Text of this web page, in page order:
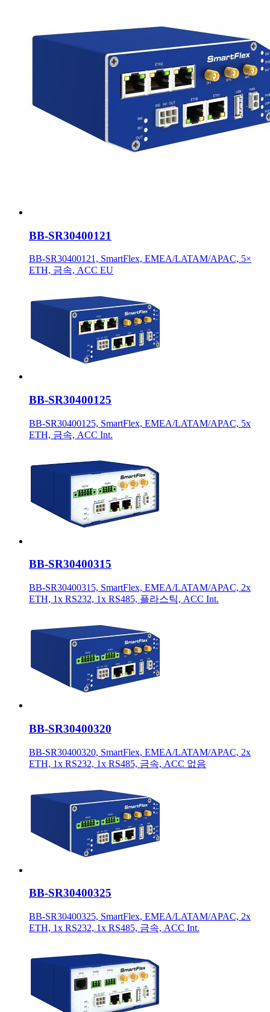
BB-SR30400121
BB-SR30400121, SmartFlex, EMEA/LATAM/APAC, 5×
ETH, 금속, ACC EU
BB-SR30400125
BB-SR30400125, SmartFlex, EMEA/LATAM/APAC, 5x
ETH, 금속, ACC Int.
BB-SR30400315
BB-SR30400315, SmartFlex, EMEA/LATAM/APAC, 2x
ETH, 1x RS232, 1x RS485, 플라스틱, ACC Int.
BB-SR30400320
BB-SR30400320, SmartFlex, EMEA/LATAM/APAC, 2x
ETH, 1x RS232, 1x RS485, 금속, ACC 없음
BB-SR30400325
BB-SR30400325, SmartFlex, EMEA/LATAM/APAC, 2x
ETH, 1x RS232, 1x RS485, 금속, ACC Int.